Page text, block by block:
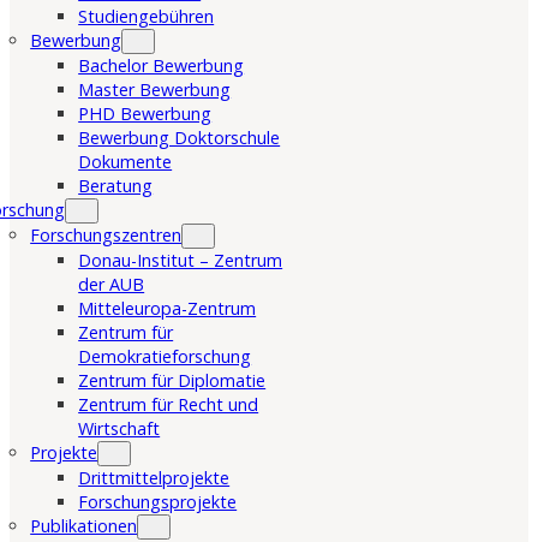
Studiengebühren
Bewerbung
Bachelor Bewerbung
Master Bewerbung
PHD Bewerbung
Bewerbung Doktorschule
Dokumente
Beratung
Forschungszentren
Donau-Institut – Zentrum
der AUB
Mitteleuropa-Zentrum
Zentrum für
Demokratieforschung
Zentrum für Diplomatie
Zentrum für Recht und
Wirtschaft
Projekte
Drittmittelprojekte
Forschungsprojekte
Publikationen